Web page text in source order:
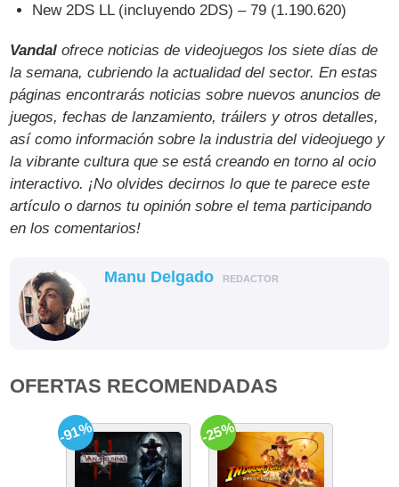
New 2DS LL (incluyendo 2DS) – 79 (1.190.620)
Vandal ofrece noticias de videojuegos los siete días de
la semana, cubriendo la actualidad del sector. En estas
páginas encontrarás noticias sobre nuevos anuncios de
juegos, fechas de lanzamiento, tráilers y otros detalles,
así como información sobre la industria del videojuego y
la vibrante cultura que se está creando en torno al ocio
interactivo. ¡No olvides decirnos lo que te parece este
artículo o darnos tu opinión sobre el tema participando
en los comentarios!
Manu Delgado REDACTOR
OFERTAS RECOMENDADAS
-91% -25%